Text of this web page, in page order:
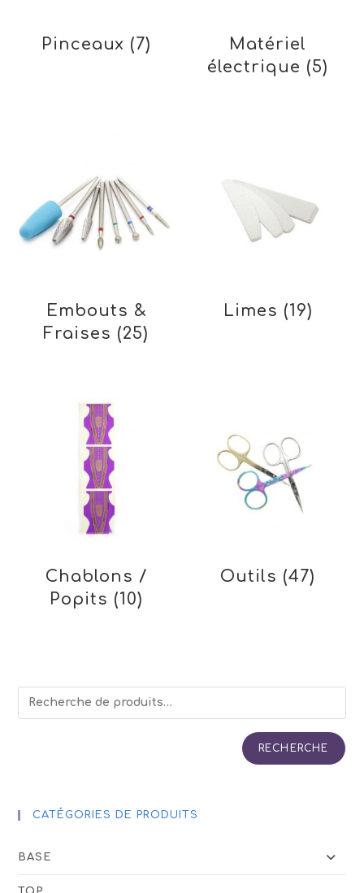
Pinceaux (7)
Matériel
électrique (5)
Embouts &
Fraises (25)
Limes (19)
Chablons /
Popits (10)
Outils (47)
RECHERCHE
CATÉGORIES DE PRODUITS
BASE